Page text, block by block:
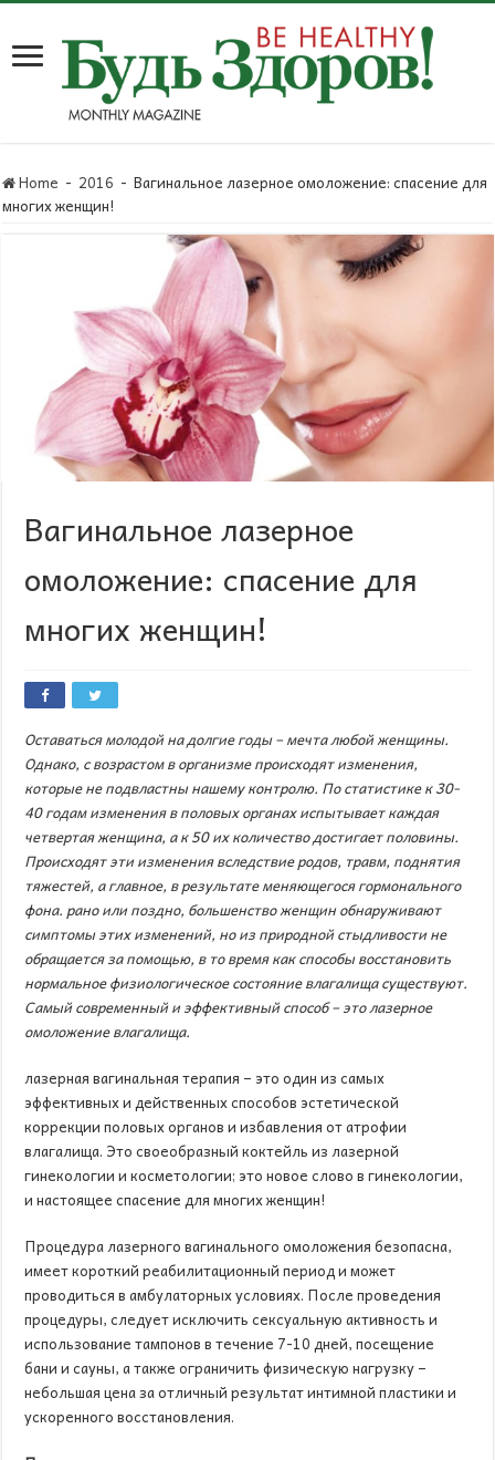
Home - 2016 - Вагинальное лазерное омоложение: спасение для
многих женщин!
Вагинальное лазерное
омоложение: спасение для
многих женщин!
Оставаться молодой на долгие годы – мечта любой женщины.
Однако, с возрастом в организме происходят изменения,
которые не подвластны нашему контролю. По статистике к 30-
40 годам изменения в половых органах испытывает каждая
четвертая женщина, а к 50 их количество достигает половины.
Происходят эти изменения вследствие родов, травм, поднятия
тяжестей, а главное, в результате меняющегося гормонального
фона. рано или поздно, большенство женщин обнаруживают
симптомы этих изменений, но из природной стыдливости не
обращается за помощью, в то время как способы восстановить
нормальное физиологическое состояние влагалища существуют.
Самый современный и эффективный способ – это лазерное
омоложение влагалища.
лазерная вагинальная терапия – это один из самых
эффективных и действенных способов эстетической
коррекции половых органов и избавления от атрофии
влагалища. Это своеобразный коктейль из лазерной
гинекологии и косметологии; это новое слово в гинекологии,
и настоящее спасение для многих женщин!
Процедура лазерного вагинального омоложения безопасна,
имеет короткий реабилитационный период и может
проводиться в амбулаторных условиях. После проведения
процедуры, следует исключить сексуальную активность и
использование тампонов в течение 7-10 дней, посещение
бани и сауны, а также ограничить физическую нагрузку –
небольшая цена за отличный результат интимной пластики и
ускоренного восстановления.